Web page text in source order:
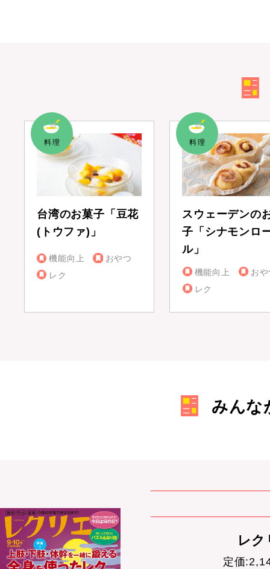
台湾のお菓子「豆花
(トウファ)」
機能向上
おやつ
レク
スウェーデンの
子「シナモンロ
ル」
機能向上
お
レク
みんな
レ
定価